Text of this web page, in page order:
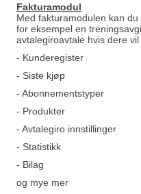
Fakturamodul
Med fakturamodulen kan
for eksempel en
avtalegiroavtale hvis dere
- Kunderegister
- Siste kjøp
- Abonnementstyper
- Produkter
- Avtalegiro innstillinger
- Statistikk
- Bilag
og mye mer